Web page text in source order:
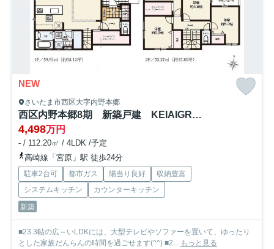
NEW
さいたま市西区大字内野本郷
西区内野本郷8期 新築戸建 KEIAIGRACE01
4,498万円
- / 112.20㎡ / 4LDK /予定
高崎線「宮原」駅 徒歩24分
駐車2台可 都市ガス 陽当り良好
収納豊富
システムキッチン
カウンターキッチン
新築
■23.3帖の広～いLDKには、大型テレビやソファーを置いて、ゆったり
とした家族だんらんの時間を過ごせます(^^) ■2... もっと見る